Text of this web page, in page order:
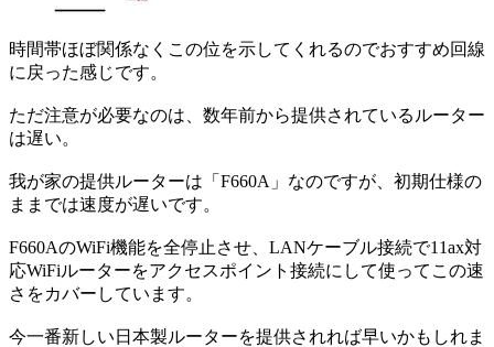
時間帯ほぼ関係なくこの位を示してくれるのでおすすめ回線
に戻った感じです。
ただ注意が必要なのは、数年前から提供されているルーター
は遅い。
我が家の提供ルーターは「F660A」なのですが、初期仕様の
ままでは速度が遅いです。
F660AのWiFi機能を全停止させ、LANケーブル接続で11ax対
応WiFiルーターをアクセスポイント接続にして使ってこの速
さをカバーしています。
今一番新しい日本製ルーターを提供されれば早いかもしれま